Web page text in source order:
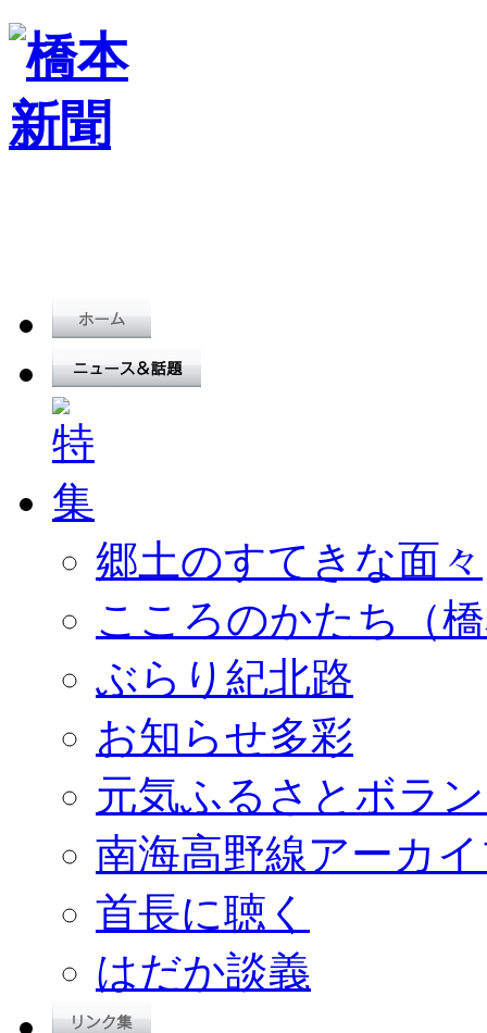
郷土のすてきな面々
こころのかたち（
ぶらり紀北路
お知らせ多彩
元気ふるさとボラ
南海高野線アーカ
首長に聴く
はだか談義